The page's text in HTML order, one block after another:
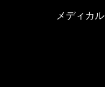
メディカル